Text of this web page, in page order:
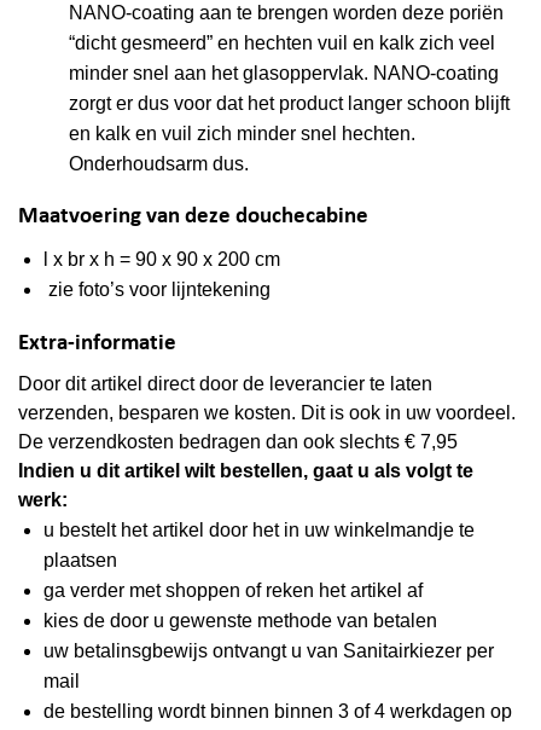
NANO-coating aan te brengen worden deze poriën
“dicht gesmeerd” en hechten vuil en kalk zich veel
minder snel aan het glasoppervlak. NANO-coating
zorgt er dus voor dat het product langer schoon blijft
en kalk en vuil zich minder snel hechten.
Onderhoudsarm dus.
Maatvoering van deze douchecabine
l x br x h = 90 x 90 x 200 cm
zie foto’s voor lijntekening
Extra-informatie
Door dit artikel direct door de leverancier te laten
verzenden, besparen we kosten. Dit is ook in uw voordeel.
De verzendkosten bedragen dan ook slechts € 7,95
Indien u dit artikel wilt bestellen, gaat u als volgt te
werk:
u bestelt het artikel door het in uw winkelmandje te
plaatsen
ga verder met shoppen of reken het artikel af
kies de door u gewenste methode van betalen
uw betalinsgbewijs ontvangt u van Sanitairkiezer per
mail
de bestelling wordt binnen binnen 3 of 4 werkdagen op